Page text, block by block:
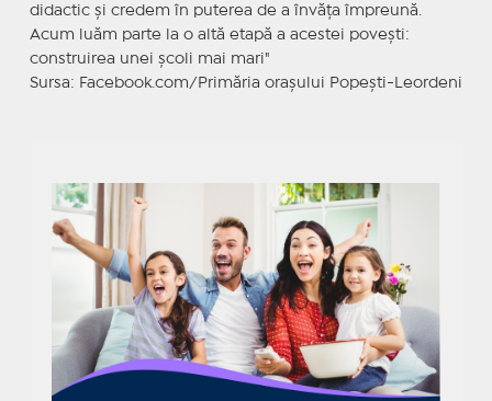
didactic și credem în puterea de a învăța împreună.
Acum luăm parte la o altă etapă a acestei povești:
construirea unei școli mai mari"
Sursa: Facebook.com/Primăria orașului Popești-Leordeni